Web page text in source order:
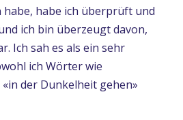
habe, habe ich überprüft und
ich bin überzeugt davon,
Ich sah es als ein sehr
ich Wörter wie
der Dunkelheit gehen»